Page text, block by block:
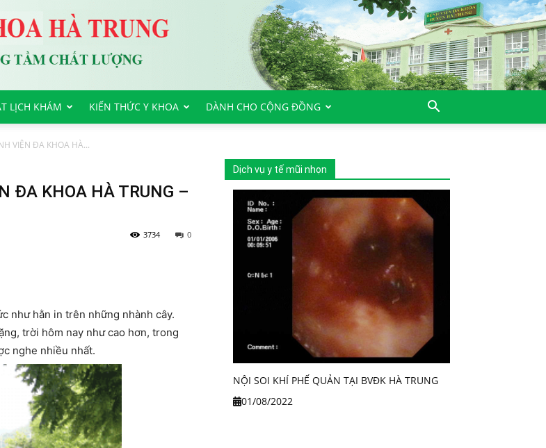
LỊCH KHÁM KIẾN THỨC Y KHOA DÀNH CHO CỘNG ĐỒNG
VIỆN ĐA KHOA HÀ...
ĐA KHOA HÀ TRUNG –
0
3734
như hằn in trên những nhành cây.
trời hôm nay như cao hơn, trong
nghe nhiều nhất.
Dịch vụ y tế mũi nhọn
NỘI SOI KHÍ PHẾ QUẢN TẠI BVĐK HÀ TRUNG
01/08/2022